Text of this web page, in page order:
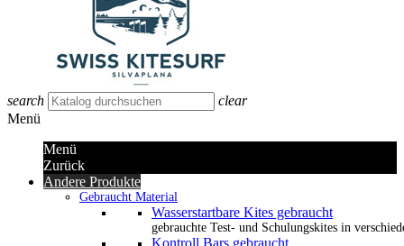
search
clear
Menü
Menü
Zurück
Andere Produkte
Gebraucht Material
Wasserstartbare Kites gebraucht
gebrauchte Test- und Schulungskites in
Kontroll Bars gebraucht